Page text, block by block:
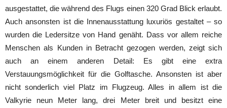
ausgestattet, die während des Flugs einen 320 Grad Blick erlaubt.
Auch ansonsten ist die Innenausstattung luxuriös gestaltet – so
wurden die Ledersitze von Hand genäht. Dass vor allem reiche
Menschen als Kunden in Betracht gezogen werden, zeigt sich
auch an einem anderen Detail: Es gibt eine extra
Verstauungsmöglichkeit für die Golftasche. Ansonsten ist aber
nicht sonderlich viel Platz im Flugzeug. Alles in allem ist die
Valkyrie neun Meter lang, drei Meter breit und besitzt eine